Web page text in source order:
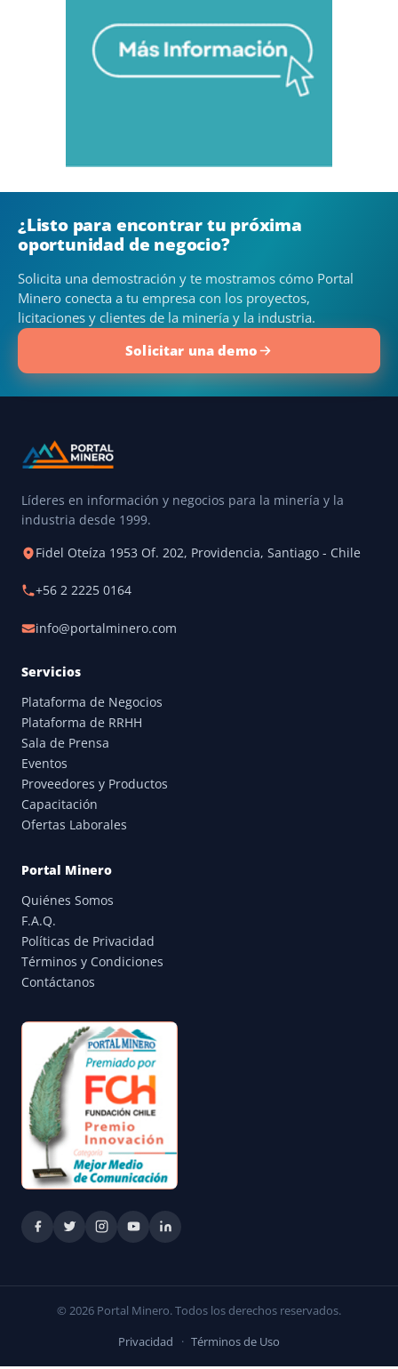
¿Listo para encontrar tu próxima
oportunidad de negocio?
Solicita una demostración y te mostramos cómo Portal
Minero conecta a tu empresa con los proyectos,
licitaciones y clientes de la minería y la industria.
Solicitar una demo
Líderes en información y negocios para la minería y la
industria desde 1999.
Fidel Oteíza 1953 Of. 202, Providencia, Santiago - Chile
+56 2 2225 0164
info@portalminero.com
Servicios
Plataforma de Negocios
Plataforma de RRHH
Sala de Prensa
Eventos
Proveedores y Productos
Capacitación
Ofertas Laborales
Portal Minero
Quiénes Somos
F.A.Q.
Políticas de Privacidad
Términos y Condiciones
Contáctanos
© 2026 Portal Minero. Todos los derechos reservados.
Privacidad · Términos de Uso